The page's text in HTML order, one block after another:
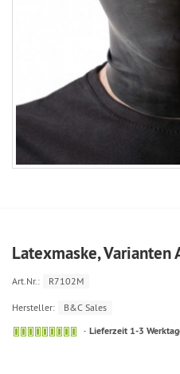
Latexmaske, Varianten
Art.Nr.: R7102M
Hersteller: B&C Sales
Lieferzeit 1-3